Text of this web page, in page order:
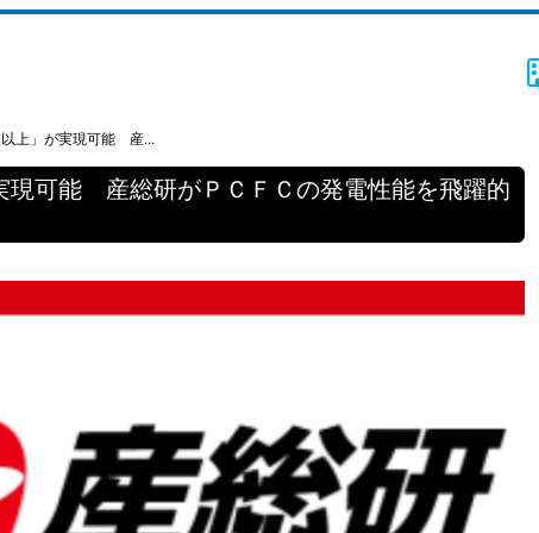
以上」が実現可能 産...
現可能 産総研がＰＣＦＣの発電性能を飛躍的